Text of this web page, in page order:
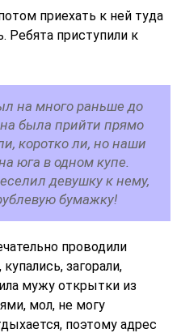
приехать к ней туда
Ребята приступили к
на много раньше до
была прийти прямо
коротко ли, но наши
юга в одном купе.
девушку к нему,
бумажку!
проводили
загорали,
мужу открытки из
мол, не могу
поэтому адрес